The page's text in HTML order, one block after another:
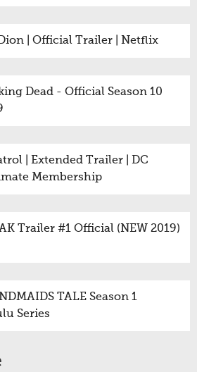
| Official Trailer | Netflix
Dead - Official Season 10
| Extended Trailer | DC
Membership
Trailer #1 Official (NEW 2019)
TALE Season 1
Series